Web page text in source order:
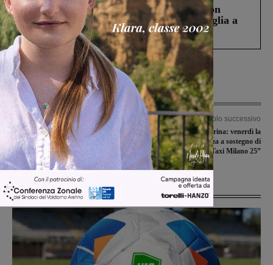
Scomparso da una struttura di Castiglion
Fiorentino l’uomo che aveva ucciso la figlia a
Levane nel 2020
Articolo precedente
Dal 2 luglio il via ai saldi di fine
stagione: le previsioni di spesa di
Confcommercio
Articolo successivo
Incisa aiuta Zia Caterina: venerdì la
grande cena in piazza a sostegno di
“Taxi Milano 25”
Ultime Notizie